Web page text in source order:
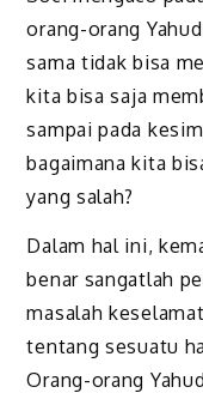
orang-orang
sama tidak bisa
kita bisa saja
sampai pada
bagaimana kita
yang salah?
Dalam hal ini,
benar sangatlah
masalah
tentang sesuatu
Orang-orang